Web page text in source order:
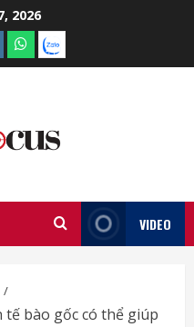
2026
What’sapp
Zalo
VIDEO
tế bào gốc có thể giúp